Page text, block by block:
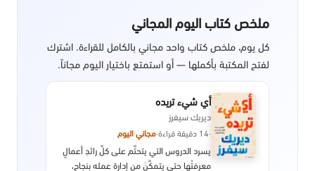
ملخص كتاب اليوم المجاني
كل يوم، ملخص كتاب واحد مجاني بالكامل للقراءة. اشترك
لفتح المكتبة بأكملها — أو استمتع باختيار اليوم مجاناً.
أي شيء تريده
ديريك سيفرز
·14 دقيقة قراءة ·مجاني اليوم
يسرد الدروس التي يتحتَّم على كلِّ رائدِ أعمالٍ
معرفتُها حتى يتمكَّنَ من إدارة عمله بنجاح،